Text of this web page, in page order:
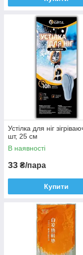
Устілка для ніг
шт, 25 см
В наявності
33 ₴/пара
Купити